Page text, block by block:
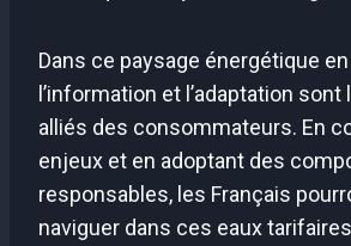
Dans ce paysage énergétique
l’information et l’adaptation
alliés des consommateurs. En
enjeux et en adoptant des
responsables, les Français
naviguer dans ces eaux